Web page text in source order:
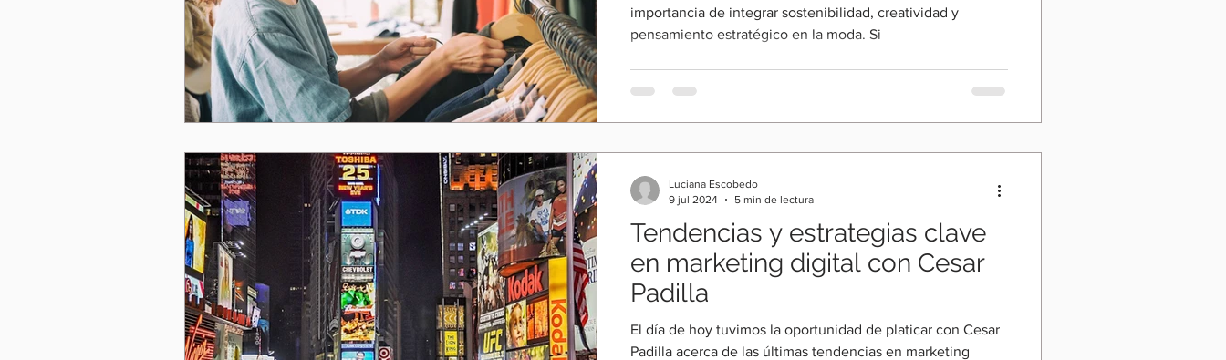
importancia de integrar sostenibilidad, creatividad y
pensamiento estratégico en la moda. Si
Tendencias y estrategias clave
en marketing digital con Cesar
Padilla
El día de hoy tuvimos la oportunidad de platicar con Cesar
Padilla acerca de las últimas tendencias en marketing
Luciana Escobedo
9 jul 2024
5 min de lectura